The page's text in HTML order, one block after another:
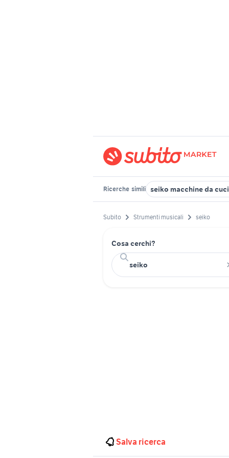
Ricerche simili seiko macchine da
Subito Strumenti musicali seiko
Cosa cerchi?
Salva ricerca